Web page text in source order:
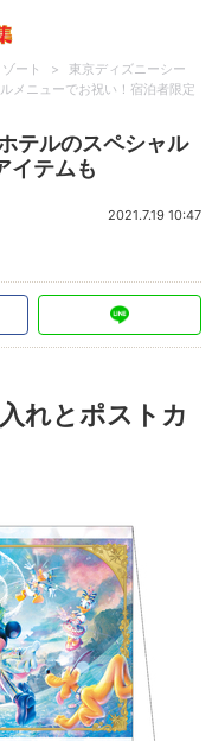
ート >
東京ディズニーシー
メニューでお祝い！宿泊者限定
テルのスペシャル
イテムも
2021.7.19 10:47
れとポストカ